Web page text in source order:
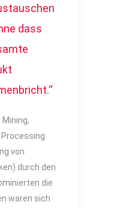
dass
von
durch den
die
waren sich